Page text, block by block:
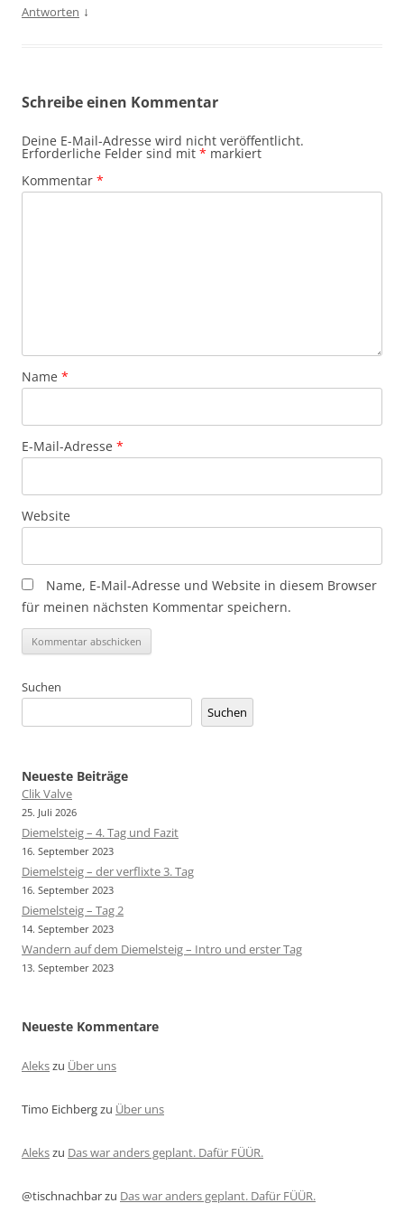
Antworten ↓
Schreibe einen Kommentar
Deine E-Mail-Adresse wird nicht veröffentlicht.
Erforderliche Felder sind mit * markiert
Kommentar *
Name *
E-Mail-Adresse *
Website
Name, E-Mail-Adresse und Website in diesem Browser
für meinen nächsten Kommentar speichern.
Suchen
Suchen
Neueste Beiträge
Clik Valve
25. Juli 2026
Diemelsteig – 4. Tag und Fazit
16. September 2023
Diemelsteig – der verflixte 3. Tag
16. September 2023
Diemelsteig – Tag 2
14. September 2023
Wandern auf dem Diemelsteig – Intro und erster Tag
13. September 2023
Neueste Kommentare
Alekszu Über uns
Timo Eichbergzu Über uns
Alekszu Das war anders geplant. Dafür FÜÜR.
@tischnachbarzu Das war anders geplant. Dafür FÜÜR.